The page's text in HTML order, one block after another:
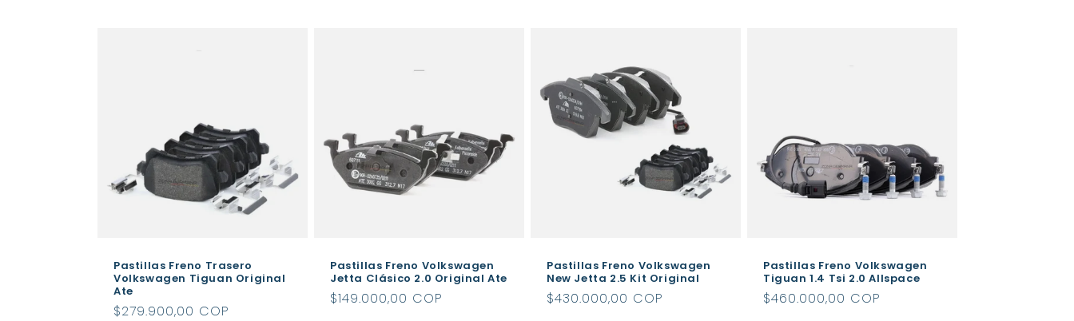
Pastillas Freno Trasero
Volkswagen Tiguan Original
Ate
Precio
$279.900,00 COP
Pastillas Freno Volkswagen
Jetta Clásico 2.0 Original Ate
Precio
$149.000,00 COP
Pastillas Freno Volkswagen
New Jetta 2.5 Kit Original
Precio
$430.000,00 COP
Pastillas Freno Volkswagen
Tiguan 1.4 Tsi 2.0 Allspace
Precio
$460.000,00 COP